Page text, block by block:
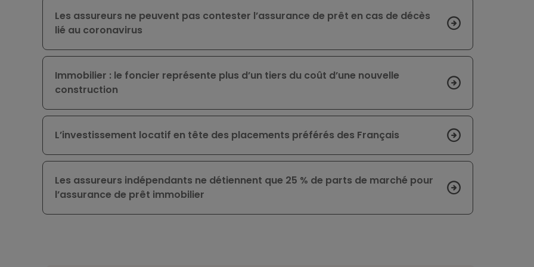
Les assureurs ne peuvent pas contester l’assurance de prêt en cas de décès
lié au coronavirus
Immobilier : le foncier représente plus d’un tiers du coût d’une nouvelle
construction
L’investissement locatif en tête des placements préférés des Français
Les assureurs indépendants ne détiennent que 25 % de parts de marché pour
l’assurance de prêt immobilier